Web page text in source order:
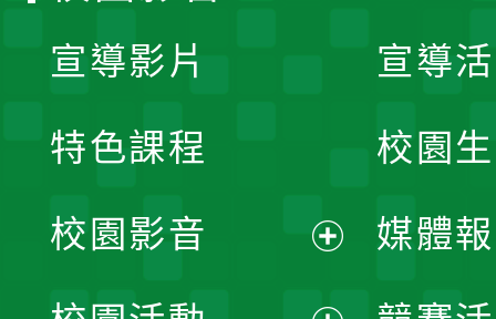
宣導
校園
媒體
宣導影片
特色課程
校園影音